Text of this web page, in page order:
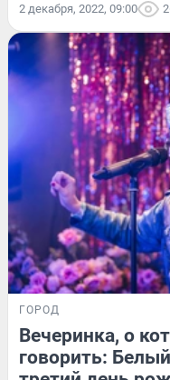
2 декабря, 2022, 09:00
ГОРОД
Вечеринка, о
говорить: